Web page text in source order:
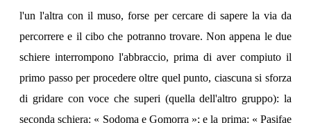
l'un l'altra con il muso, forse per cercare di sapere la via da
percorrere e il cibo che potranno trovare. Non appena le due
schiere interrompono l'abbraccio, prima di aver compiuto il
primo passo per procedere oltre quel punto, ciascuna si sforza
di gridare con voce che superi (quella dell'altro gruppo): la
seconda schiera: « Sodoma e Gomorra »; e la prima: « Pasifae